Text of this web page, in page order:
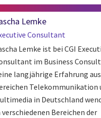
Lemke
Consultant
Lemke ist bei CGI
im Business
langjährige Erfahrung
Telekommunikation
in Deutschland
verschiedenen Bereichen der